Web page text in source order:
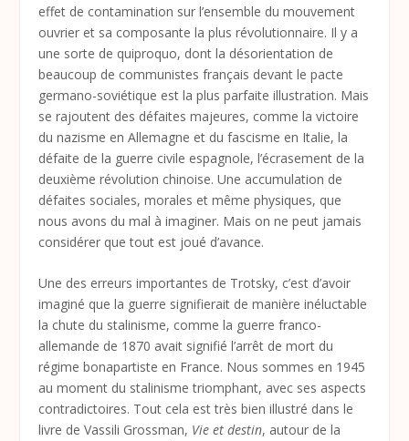
effet de contamination sur l’ensemble du mouvement
ouvrier et sa composante la plus révolutionnaire. Il y a
une sorte de quiproquo, dont la désorientation de
beaucoup de communistes français devant le pacte
germano-soviétique est la plus parfaite illustration. Mais
se rajoutent des défaites majeures, comme la victoire
du nazisme en Allemagne et du fascisme en Italie, la
défaite de la guerre civile espagnole, l’écrasement de la
deuxième révolution chinoise. Une accumulation de
défaites sociales, morales et même physiques, que
nous avons du mal à imaginer. Mais on ne peut jamais
considérer que tout est joué d’avance.
Une des erreurs importantes de Trotsky, c’est d’avoir
imaginé que la guerre signifierait de manière inéluctable
la chute du stalinisme, comme la guerre franco-
allemande de 1870 avait signifié l’arrêt de mort du
régime bonapartiste en France. Nous sommes en 1945
au moment du stalinisme triomphant, avec ses aspects
contradictoires. Tout cela est très bien illustré dans le
livre de Vassili Grossman, Vie et destin, autour de la